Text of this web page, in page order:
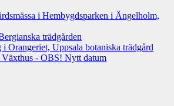
i Hembygdsparken i Ängelholm,
trädgården
Orangeriet, Uppsala botaniska trädgård
- OBS! Nytt datum